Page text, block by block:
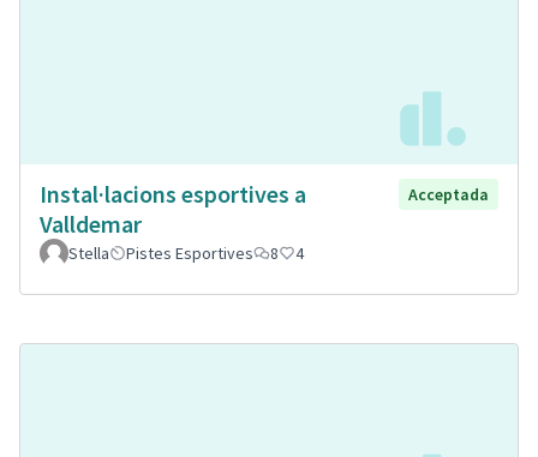
Instal·lacions esportives a
Valldemar
Acceptada
Stella Pistes Esportives 8 4